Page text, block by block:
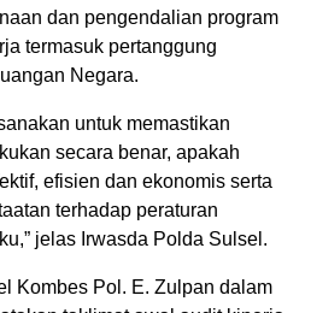
dan pengendalian program
termasuk pertanggung
Negara.
untuk memastikan
secara benar, apakah
efisien dan ekonomis serta
terhadap peraturan
jelas Irwasda Polda Sulsel.
Kombes Pol. E. Zulpan dalam